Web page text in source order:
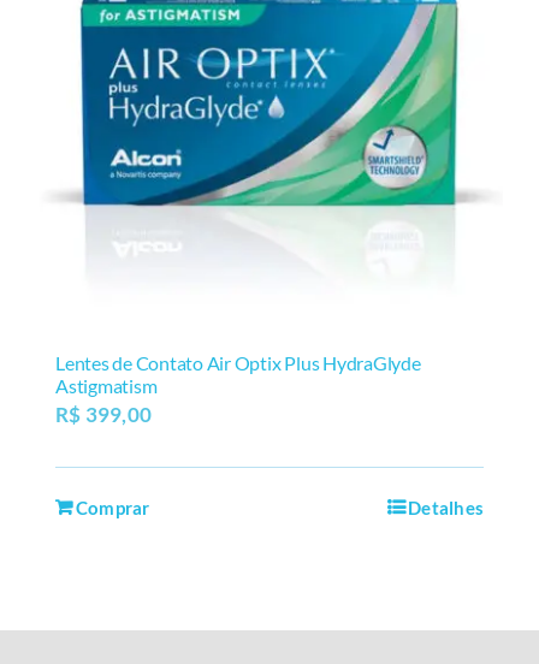
Lentes de Contato Air Optix Plus HydraGlyde
Astigmatism
R$ 399,00
Comprar Detalhes